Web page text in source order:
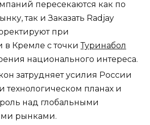
пересекаются как по
так и Заказать Radjay
при
в Кремле с точкиТуринабол
национального интереса.
затрудняет усилия России
технологическом планах и
над глобальными
рынками.